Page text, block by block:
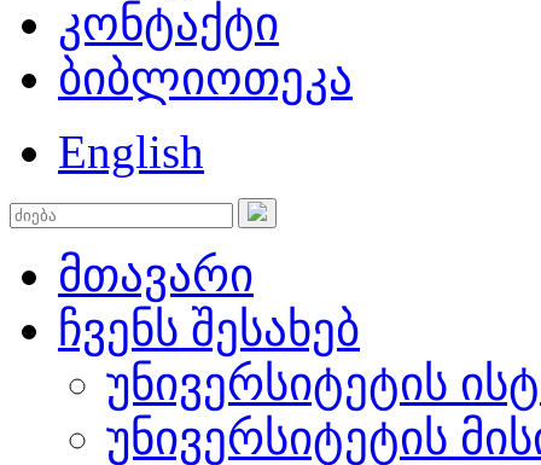
კონტაქტი
ბიბლიოთეკა
English
მთავარი
ჩვენს შესახებ
უნივერსიტეტის
უნივერსიტეტის